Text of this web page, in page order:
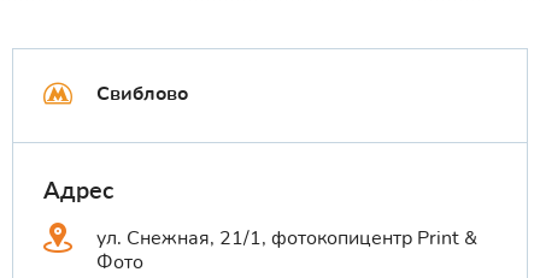
Свиблово
Адрес
ул. Снежная, 21/1, фотокопицентр Print &
Фото